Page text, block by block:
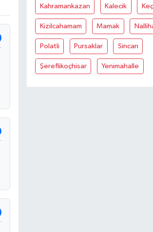
Kahramankazan Kalecik
Kizilcahamam Mamak
Polatli Pursaklar Sincan
Şereflikoçhisar Yenimahalle